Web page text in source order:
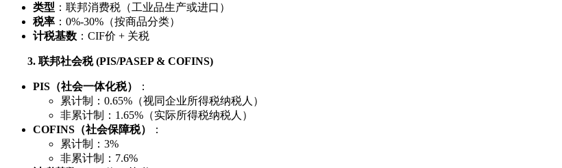
类型 ：联邦消费税（工业品生产或进口）
税率 ：0%-30%（按商品分类）
计税基数 ：CIF价 + 关税
3. 联邦社会税 (PIS/PASEP & COFINS)
PIS（社会一体化税）
：
累计制：0.65%（视同企业所得税纳税人）
非累计制：1.65%（实际所得税纳税人）
COFINS（社会保障税）
：
累计制：3%
非累计制：7.6%